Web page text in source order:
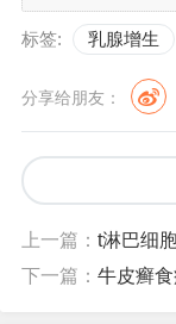
标签: 乳腺增生
分享给朋友：
上一篇： t淋巴细
下一篇： 牛皮癣